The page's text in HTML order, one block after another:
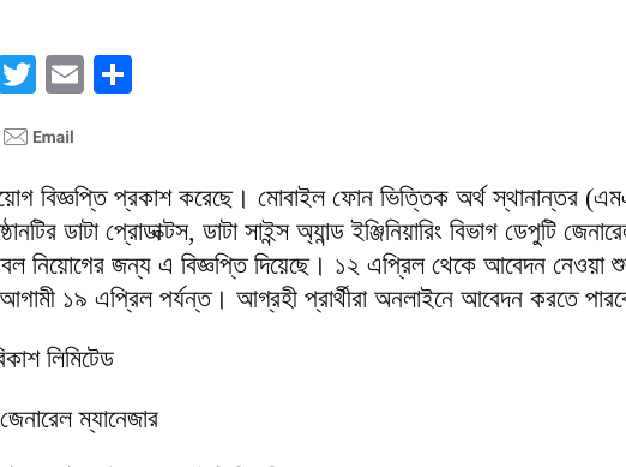
WhatsApp
TwitterEmail
বিজ্ঞপ্তি প্রকাশ করেছে। মোবাইল ফোন ভিত্তিক অর্থ স্থানান্তর
ডাটা প্রোডাক্টস, ডাটা সাইন্স অ্যান্ড ইঞ্জিনিয়ারিং বিভাগ ডেপুটি
নিয়োগের জন্য এ বিজ্ঞপ্তি দিয়েছে। ১২ এপ্রিল থেকে আবেদন নেওয়া
১৯ এপ্রিল পর্যন্ত। আগ্রহী প্রার্থীরা অনলাইনে আবেদন করতে
লিমিটেড
ম্যানেজার